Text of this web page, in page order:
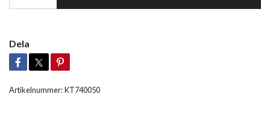
Dela
Artikelnummer:KT740050